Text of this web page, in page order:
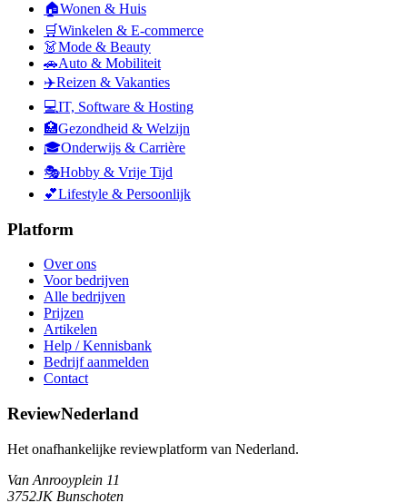
🏠Wonen & Huis
🛒Winkelen & E-commerce
👗Mode & Beauty
🚗Auto & Mobiliteit
✈️Reizen & Vakanties
💻IT, Software & Hosting
🏥Gezondheid & Welzijn
🎓Onderwijs & Carrière
🎭Hobby & Vrije Tijd
💕Lifestyle & Persoonlijk
Platform
Over ons
Voor bedrijven
Alle bedrijven
Prijzen
Artikelen
Help / Kennisbank
Bedrijf aanmelden
Contact
ReviewNederland
Het onafhankelijke reviewplatform van Nederland.
Van Anrooyplein 11
3752JK Bunschoten